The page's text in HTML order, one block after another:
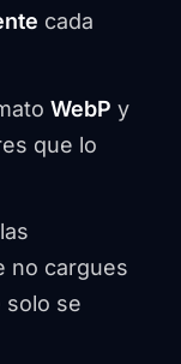
cada
WebP y
que lo
no cargues
solo se